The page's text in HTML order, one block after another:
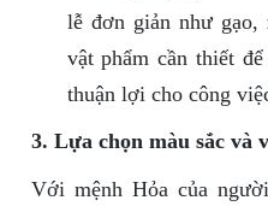
lễ đơn giản như
vật phẩm cần thiết
thuận lợi cho công
3. Lựa chọn màu sắc và
Với mệnh Hỏa của